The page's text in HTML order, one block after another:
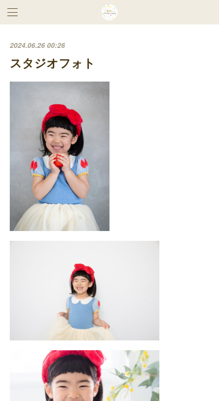
2024.06.26 00:26
スタジオフォト